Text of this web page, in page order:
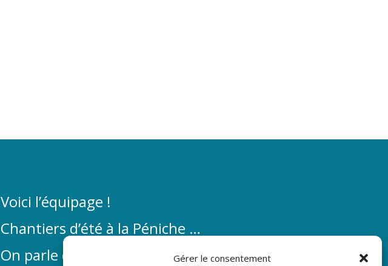
Gérer le consentement
Voici l’équipage !
Chantiers d’été à la Péniche …
On parle de La Péniche …